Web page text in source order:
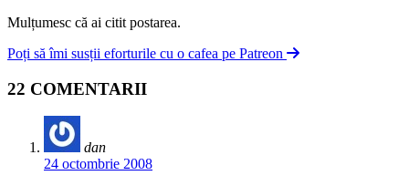
Mulțumesc că ai citit postarea.
Poți să îmi susții eforturile cu o cafea pe Patreon
22 COMENTARII
dan
24 octombrie 2008